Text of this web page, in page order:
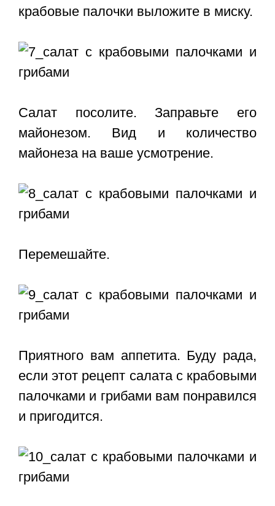
крабовые палочки выложите в миску.
Салат посолите. Заправьте его
майонезом. Вид и количество
майонеза на ваше усмотрение.
Перемешайте.
Приятного вам аппетита. Буду рада,
если этот рецепт салата с крабовыми
палочками и грибами вам понравился
и пригодится.